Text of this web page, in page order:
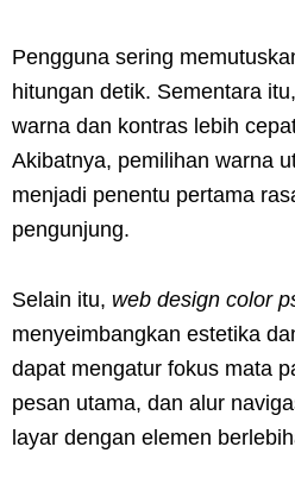
Pengguna sering
hitungan detik. Sementara
warna dan kontras lebih
Akibatnya, pemilihan warna
menjadi penentu pertama
pengunjung.
Selain itu, web design color
menyeimbangkan estetika
dapat mengatur fokus mata
pesan utama, dan alur
layar dengan elemen